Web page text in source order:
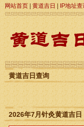
网站首页|黄道吉日| IP地址查
黄道吉日查询
2026年7月针灸黄道吉